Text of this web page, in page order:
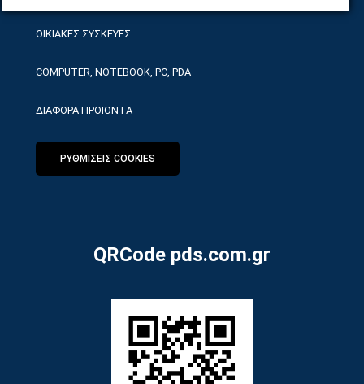
ΟΙΚΙΑΚΕΣ ΣΥΣΚΕΥΕΣ
COMPUTER, NOTEBOOK, PC, PDA
ΔΙΑΦΟΡΑ ΠΡΟΙΟΝΤΑ
ΡΥΘΜΙΣΕΙΣ COOKIES
QRCode pds.com.gr